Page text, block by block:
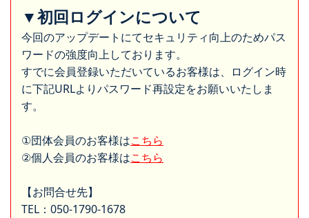
▼初回ログインについて
今回のアップデートにてセキュリティ向上のためパス
ワードの強度向上しております。
すでに会員登録いただいているお客様は、ログイン時
に下記URLよりパスワード再設定をお願いいたしま
す。
①団体会員のお客様はこちら
②個人会員のお客様はこちら
【お問合せ先】
TEL：050-1790-1678